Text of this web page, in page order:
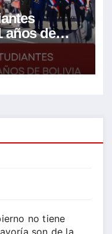
años de
de un
no tiene